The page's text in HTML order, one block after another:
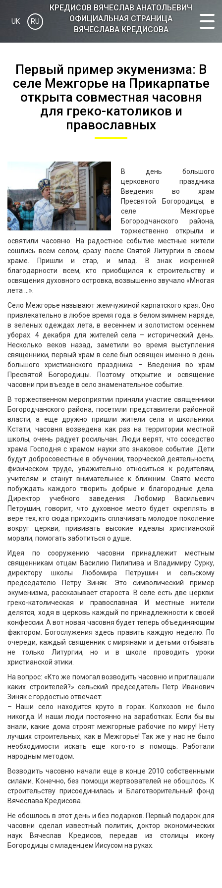
КРЕДИСOВ ВЯЧЕСЛАВ АНАТОЛЬЕВИЧ
ОФИЦИАЛЬНАЯ СТРАНИЦА
ВЯЧЕСЛАВА КРЕДИСОВА
UK RU
Первый пример экуменизма: В
селе Межгорье на Прикарпатье
открыта совместная часовня
для греко-католиков и
православных
В день большого
церковного праздника
Введения во храм
Пресвятой Богородицы, в
селе Межгорье
Богородчанского района,
торжественно открыли и
освятили часовню. На радостное событие местные жители
сошлись всем селом, сразу после Святой Литургии в своем
храме. Пришли и стар, и млад. В знак искренней
благодарности всем, кто приобщился к строительству и
освящения духовного островка, возвышенно звучало «Многая
лета …».
Село Межгорье называют жемчужиной карпатского края. Оно
привлекательно в любое время года: в белом зимнем наряде,
в зеленых одеждах лета, в весеннем и золотистом осеннем
уборах. 4 декабря для жителей села – исторический день.
Несколько веков назад, заметили во время выступления
священники, первый храм в селе был освящен именно в день
большого христианского праздника – Введения во храм
Пресвятой Богородицы. Поэтому открытие и освящение
часовни при въезде в село знаменательное событие.
В торжественном мероприятии приняли участие священники
Богородчанского района, посетили представители районной
власти, а еще дружно пришли жители села и школьники.
Кстати, часовня возведена как раз на территории местной
школы, очень радует росильчан. Люди верят, что соседство
храма Господня с храмом науки это знаковое событие. Дети
будут добросовестные в обучении, творческой деятельности,
физическом труде, уважительно относиться к родителям,
учителям и станут внимательнее к ближним. Свято место
побуждать каждого творить добрые и благородные дела.
Директор учебного заведения Любомир Васильевич
Петрушин, говорит, что духовное место будет скреплять в
вере тех, кто сюда приходить сплачивать молодое поколение
вокруг церкви, прививать высокие идеалы христианской
морали, помогать заботиться о душе.
Идея по сооружению часовни принадлежит местным
священникам отцам Василию Пилипива и Владимиру Сурку,
директору школы Любомира Петрушин и сельскому
председателю Петру Зиняк. Это символический пример
экуменизма, рассказывает староста. В селе есть две церкви:
греко-католическая и православная. И местные жители
делятся, ходя в церковь каждый по принадлежности к своей
конфессии. А вот новая часовня будет теперь объединяющим
фактором. Богослужения здесь править каждую неделю. По
очереди, каждый священник с мирянами и детьми отбывать
не только Литургии, но и в школе проводить уроки
христианской этики.
На вопрос: «Кто же помогал возводить часовню и приглашали
каких строителей?» сельский председатель Петр Иванович
Зиняк с гордостью отвечает:
– Наши село находится круто в горах. Колхозов не было
никогда. И наши люди постоянно на заработках. Если бы вы
знали, какие дома строят межгорные рабочие по миру! Нету
лучших строительных, как в Межгорье! Так же у нас не было
необходимости искать еще кого-то в помощь. Работали
народным методом.
Возводить часовню начали еще в конце 2010 собственными
силами. Конечно, без помощи жертвователей не обошлось. К
строительству присоединилась и Благотворительный фонд
Вячеслава Кредисова.
Не обошлось в этот день и без подарков. Первый подарок для
часовни сделал известный политик, доктор экономических
наук Вячеслав Кредисов, передав из столицы икону
Богородицы с младенцем Иисусом на руках.